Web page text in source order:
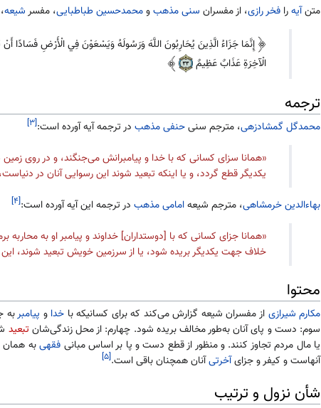
متنآیهرا فخر رازی، از مفسران سنی مذهبومحمدحسین طباطبایی، مفسرشیعه
إِنَّمَا جَزَاءُ الَّذِينَ يُحَارِبُونَ اللَّهَ وَرَسُولَهُ وَيَسْعَوْنَ فِي الْأَرْضِ فَسَادًا
الْآخِرَةِ عَذَابٌ عَظِيمٌ
ترجمه
محمدگل گمشادزهی، مترجم سنیحنفی مذهب در ترجمه آیه آورده است:[۳]
«همانا سزای کسانی که با خدا و پیامبرانش می‌جنگند، و در روی
یکدیگر قطع گردد، و یا اینکه تبعید شوند این رسوایی آنان در
بهاءالدین خرمشاهی، مترجم شیعهامامی مذهب در ترجمه این آیه آورده است:[۴]
«همانا جزای کسانی که با [دوستداران‌] خداوند و پیامبر او به
خلاف جهت یکدیگر بریده شود، یا از سرزمین خویش تبعید شوند،
محتوا
مکارم شیرازی از مفسران شیعه گزارش می‌کند که برای کسانیکه با خدا و پیامبربه
سوم: دست و پای آنان به‌طور مخالف بریده شود. چهارم: از محل زندگی‌شان تبعید
یا مال مردم تجاوز کنند. و منظور از قطع دست و پا بر اساس مبانی فقهیبه همان
آنهاست و کیفر و جزایآخرتیآنان همچنان باقی است.[۵]
شأن نزول و ترتیب